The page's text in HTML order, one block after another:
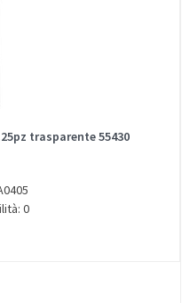
trasparente 55430
0